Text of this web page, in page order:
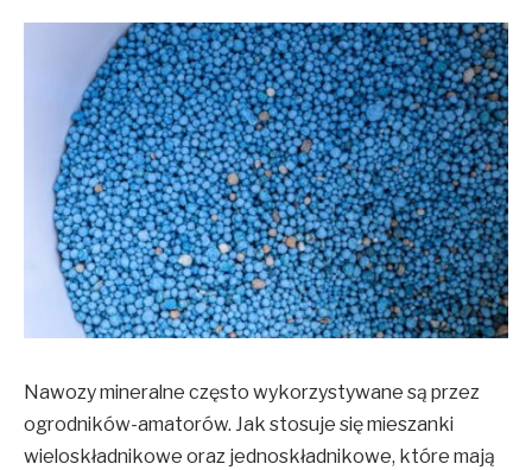
Nawozy mineralne często wykorzystywane są przez
ogrodników-amatorów. Jak stosuje się mieszanki
wieloskładnikowe oraz jednoskładnikowe, które mają